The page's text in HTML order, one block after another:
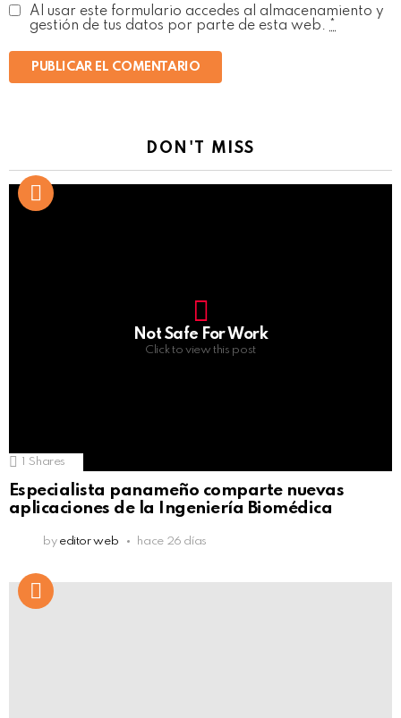
Al usar este formulario accedes al almacenamiento y
gestión de tus datos por parte de esta web.
DON'T MISS
Not Safe For Work
Click to view this post
1 Shares
Especialista panameño comparte nuevas
aplicaciones de la Ingeniería Biomédica
by editor web hace 26 días